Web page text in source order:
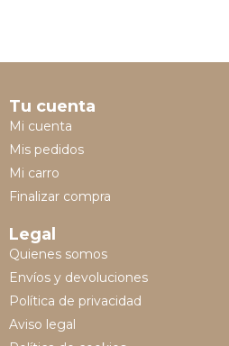
Tu cuenta
Mi cuenta
Mis pedidos
Mi carro
Finalizar compra
Legal
Quienes somos
Envíos y devoluciones
Política de privacidad
Aviso legal